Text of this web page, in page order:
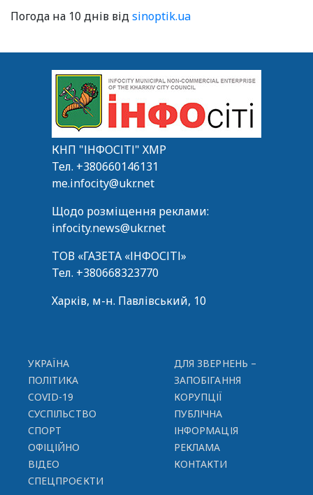
Погода на 10 днів відsinoptik.ua
КНП "ІНФОСІТІ" ХМР
Тел. +380660146131
me.infocity@ukr.net
Щодо розміщення реклами:
infocity.news@ukr.net
ТОВ «ГАЗЕТА «ІНФОСІТІ»
Тел. +380668323770
Харків, м-н. Павлівський, 10
УКРАЇНА
ПОЛІТИКА
COVID-19
СУСПІЛЬСТВО
СПОРТ
ОФІЦІЙНО
ВІДЕО
СПЕЦПРОЄКТИ
ДЛЯ ЗВЕРНЕНЬ –
ЗАПОБІГАННЯ
КОРУПЦІЇ
ПУБЛІЧНА
ІНФОРМАЦІЯ
РЕКЛАМА
КОНТАКТИ